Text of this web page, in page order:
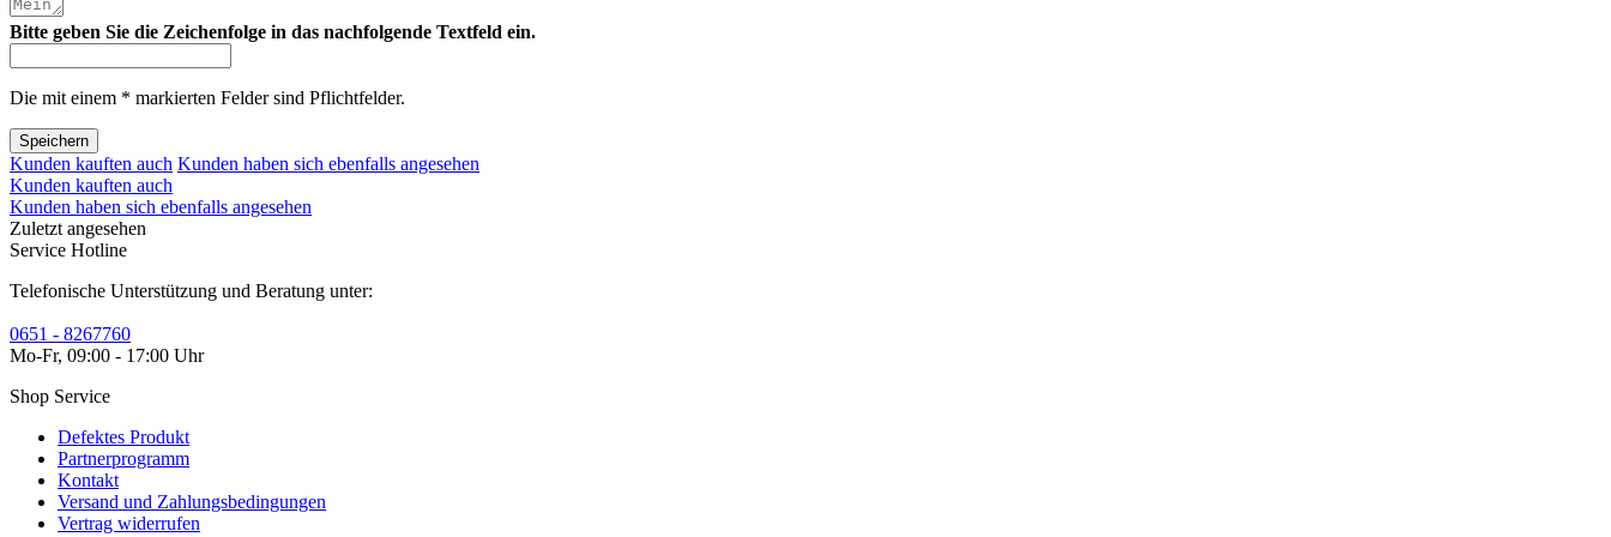
Bitte geben Sie die Zeichenfolge in das nachfolgende Textfeld ein.
Die mit einem * markierten Felder sind Pflichtfelder.
Speichern
Kunden kauften auch Kunden haben sich ebenfalls angesehen
Kunden kauften auch
Kunden haben sich ebenfalls angesehen
Zuletzt angesehen
Service Hotline
Telefonische Unterstützung und Beratung unter:
0651 - 8267760
Mo-Fr, 09:00 - 17:00 Uhr
Shop Service
Defektes Produkt
Partnerprogramm
Kontakt
Versand und Zahlungsbedingungen
Vertrag widerrufen